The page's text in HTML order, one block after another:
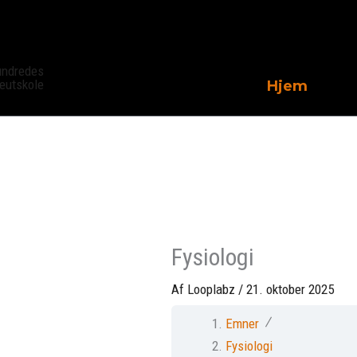
Hjem
Fysiologi
Af Looplabz /21. oktober 2025
Emner
Fysiologi